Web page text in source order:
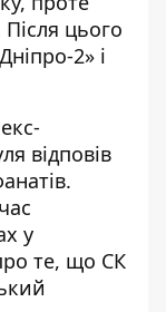
Після цього
2» і
відповів
у
те, що СК